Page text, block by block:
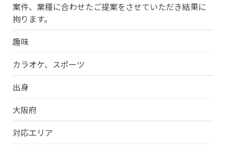
案件、業種に合わせたご提案をさせていただき結果に
拘ります。
趣味
カラオケ、スポーツ
出身
大阪府
対応エリア